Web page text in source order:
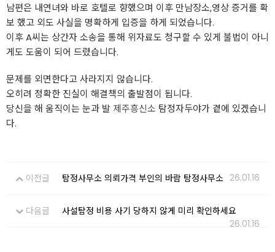
남편은 내연녀와 바로 호텔로 향했으며 이후 만남장소,영상 증거를 확
보 했고 외도 사실을 명확하게 입증을 하게 되었습니다.
이후 A씨는 상간자 소송을 통해 위자료도 청구할 수 있게 불법이 아니
게도 도움이 되어 드렸습니다.
문제를 외면한다고 사라지지 않습니다.
오히려 정확한 진실이 해결책의 출발점이 됩니다.
당신을 해 움직이는 눈과 발 제주흥신소 탐정자두야가 곁에 있겠습니
다.
이전글 탐정사무소 의뢰가격 부인의 바람 탐정사무소 26.01.16
다음글
사설탐정 비용 사기 당하지 않게 미리 확인하세요
26.01.16